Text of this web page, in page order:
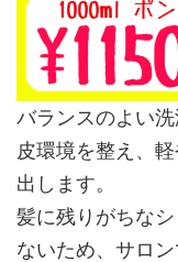
バランスのよい
皮環境を整え、
出します。
髪に残りがちな
ないため、サロ